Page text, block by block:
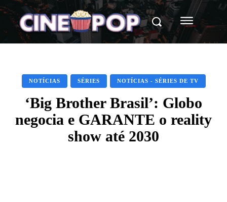
NOTÍCIAS SÉRIES NOTÍCIAS - SÉRIES DE TV
‘Big Brother Brasil’: Globo
negocia e GARANTE o reality
show até 2030